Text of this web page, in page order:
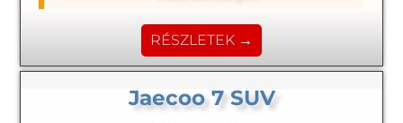
RÉSZLETEK →
Jaecoo 7 SUV